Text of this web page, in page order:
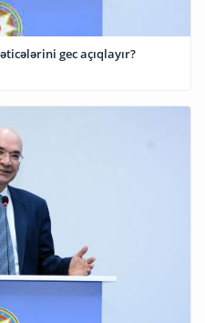
gec açıqlayır?